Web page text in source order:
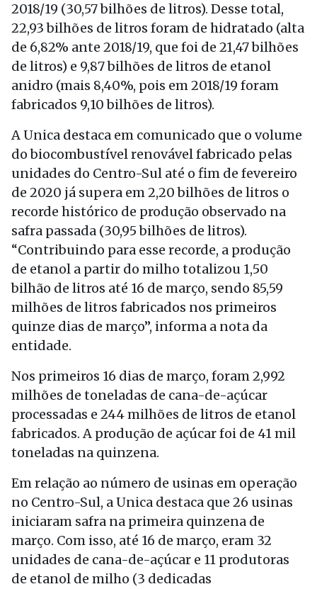
2018/19 (30,57 bilhões de litros). Desse total,
22,93 bilhões de litros foram de hidratado (alta
de 6,82% ante 2018/19, que foi de 21,47 bilhões
de litros) e 9,87 bilhões de litros de etanol
anidro (mais 8,40%, pois em 2018/19 foram
fabricados 9,10 bilhões de litros).
A Unica destaca em comunicado que o volume
do biocombustível renovável fabricado pelas
unidades do Centro-Sul até o fim de fevereiro
de 2020 já supera em 2,20 bilhões de litros o
recorde histórico de produção observado na
safra passada (30,95 bilhões de litros).
“Contribuindo para esse recorde, a produção
de etanol a partir do milho totalizou 1,50
bilhão de litros até 16 de março, sendo 85,59
milhões de litros fabricados nos primeiros
quinze dias de março”, informa a nota da
entidade.
Nos primeiros 16 dias de março, foram 2,992
milhões de toneladas de cana-de-açúcar
processadas e 244 milhões de litros de etanol
fabricados. A produção de açúcar foi de 41 mil
toneladas na quinzena.
Em relação ao número de usinas em operação
no Centro-Sul, a Unica destaca que 26 usinas
iniciaram safra na primeira quinzena de
março. Com isso, até 16 de março, eram 32
unidades de cana-de-açúcar e 11 produtoras
de etanol de milho (3 dedicadas